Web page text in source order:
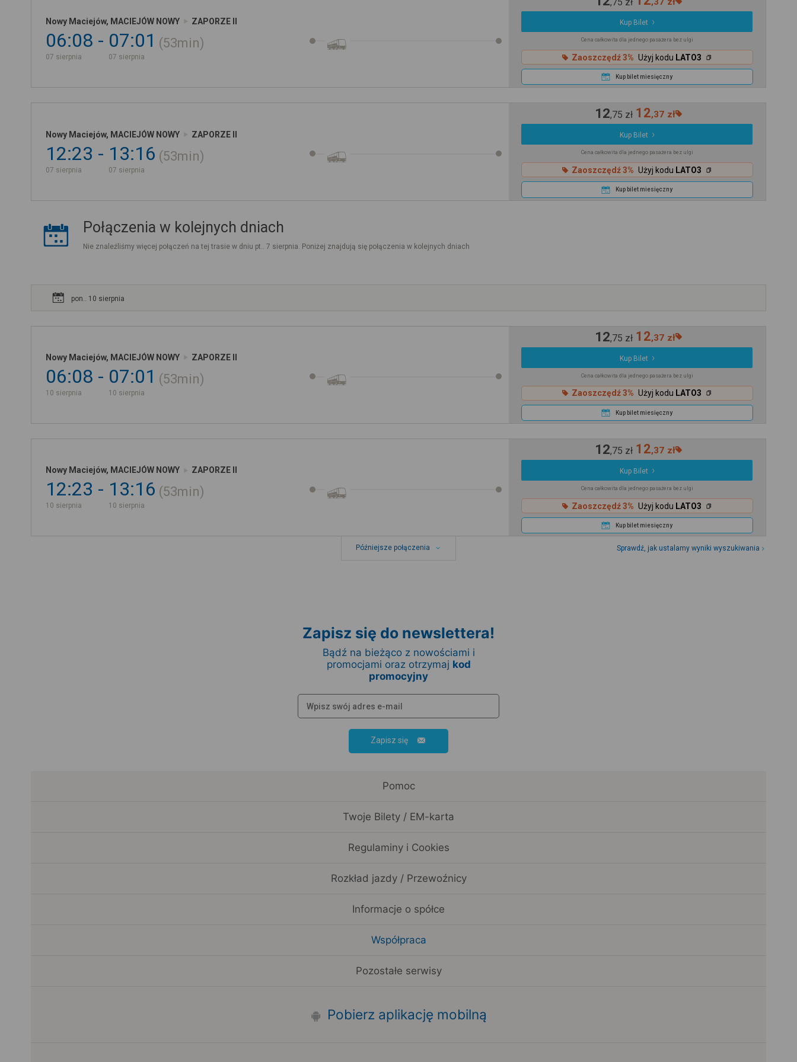
Nowy Maciejów, MACIEJÓW NOWY ZAPORZE II
06:08
07 sierpnia
07:01
07 sierpnia
53min
Kup Bilet
Cena całkowita dla jednego pasażera bez ulgi
Zaoszczędź 3% Użyj kodu LATO3
Kup bilet miesięczny
Nowy Maciejów, MACIEJÓW NOWY ZAPORZE II
12:23
07 sierpnia
13:16
07 sierpnia
53min
12,75 zł 12,37 zł
Kup Bilet
Cena całkowita dla jednego pasażera bez ulgi
Zaoszczędź 3% Użyj kodu LATO3
Kup bilet miesięczny
Połączenia w kolejnych dniach
Nie znaleźliśmy więcej połączeń na tej trasie w dniu pt.. 7 sierpnia. Poniżej znajdują się połączenia w kolejnych dniach
pon.. 10 sierpnia
Nowy Maciejów, MACIEJÓW NOWY ZAPORZE II
06:08
10 sierpnia
07:01
10 sierpnia
53min
12,75 zł 12,37 zł
Kup Bilet
Cena całkowita dla jednego pasażera bez ulgi
Zaoszczędź 3% Użyj kodu LATO3
Kup bilet miesięczny
Nowy Maciejów, MACIEJÓW NOWY ZAPORZE II
12:23
10 sierpnia
13:16
10 sierpnia
53min
12,75 zł 12,37 zł
Kup Bilet
Cena całkowita dla jednego pasażera bez ulgi
Zaoszczędź 3% Użyj kodu LATO3
Kup bilet miesięczny
Późniejsze połączenia Sprawdź, jak ustalamy wyniki wyszukiwania
Zapisz się do newslettera!
Bądź na bieżąco z nowościami i
promocjami oraz otrzymaj kod
promocyjny
Zapisz się
Pomoc
Twoje Bilety / EM-karta
Regulaminy i Cookies
Rozkład jazdy / Przewoźnicy
Informacje o spółce
Współpraca
Pozostałe serwisy
Pobierz aplikację mobilną